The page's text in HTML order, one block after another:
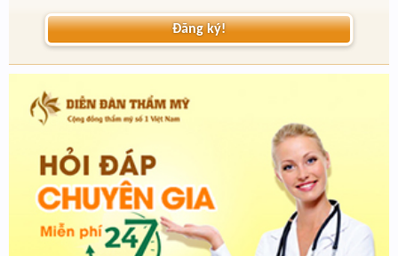
Đăng ký!